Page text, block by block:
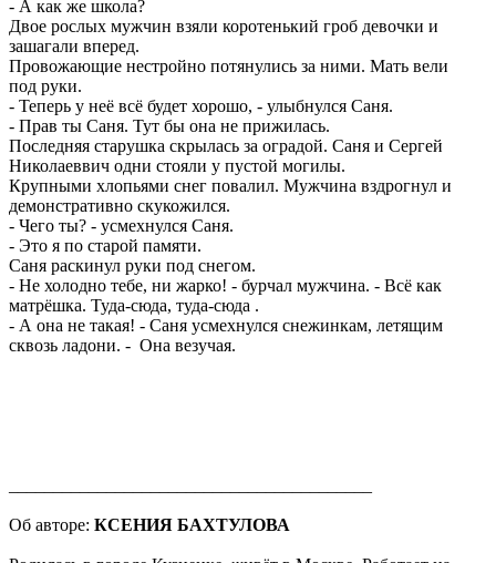
- А как же школа?
Двое рослых мужчин взяли коротенький гроб девочки и
зашагали вперед.
Провожающие нестройно потянулись за ними. Мать вели
под руки.
- Теперь у неё всё будет хорошо, - улыбнулся Саня.
- Прав ты Саня. Тут бы она не прижилась.
Последняя старушка скрылась за оградой. Саня и Сергей
Николаеввич одни стояли у пустой могилы.
Крупными хлопьями снег повалил. Мужчина вздрогнул и
демонстративно скукожился.
- Чего ты? - усмехнулся Саня.
- Это я по старой памяти.
Саня раскинул руки под снегом.
- Не холодно тебе, ни жарко! - бурчал мужчина. - Всё как
матрёшка. Туда-сюда, туда-сюда .
- А она не такая! - Саня усмехнулся снежинкам, летящим
сквозь ладони. - Она везучая.
Об авторе: КСЕНИЯ БАХТУЛОВА